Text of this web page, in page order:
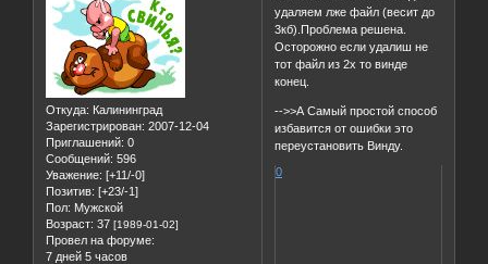
Откуда: Калининград
Зарегистрирован: 2007-12-04
Приглашений: 0
Сообщений: 596
Уважение: [+11/-0]
Позитив: [+23/-1]
Пол: Мужской
Возраст: 37 [1989-01-02]
Провел на форуме:
7 дней 5 часов
удаляем лже файл (весит до
3кб).Проблема решена.
Осторожно если удалиш не
тот файл из 2х то винде
конец.
-->>А Самый простой способ
избавится от ошибки это
переустановить Винду.
0